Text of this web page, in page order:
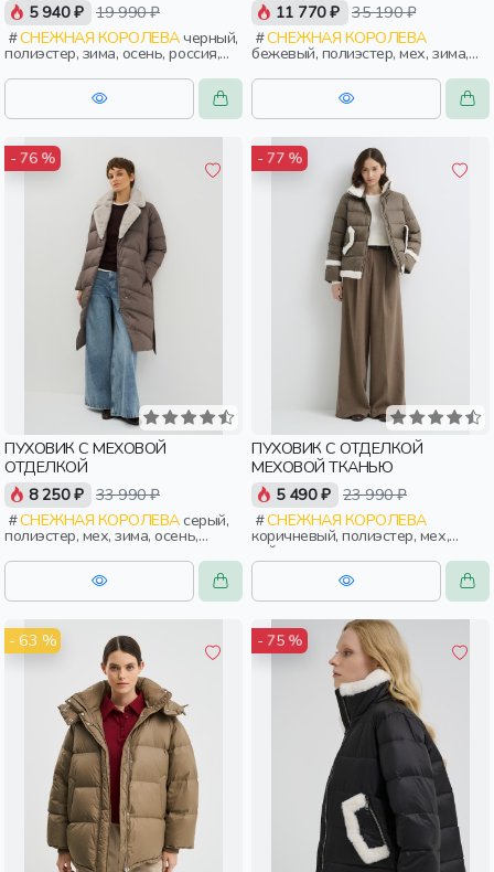
5 940 ₽ 19 990 ₽
СНЕЖНАЯ КОРОЛЕВАчерный,
полиэстер, зима, осень, россия,
прямые, капюшон, застежка,
утепленные, двухсторонние,
прорези, карман, женщины,
взрослые
11 770 ₽ 35 190 ₽
СНЕЖНАЯ КОРОЛЕВА
бежевый, полиэстер, мех, зима,
осень, россия, прямые, застежка,
утепленные, стеганые, кнопки,
прорези, карман, воротник,
женщины, взрослые
- 76 %
ПУХОВИК С МЕХОВОЙ
ОТДЕЛКОЙ
8 250 ₽ 33 990 ₽
СНЕЖНАЯ КОРОЛЕВАсерый,
полиэстер, мех, зима, осень,
россия, прямые, застежка,
утепленные, стеганые, кнопки,
прорези, карман, воротник, пояс,
женщины, взрослые
- 77 %
ПУХОВИК С ОТДЕЛКОЙ
МЕХОВОЙ ТКАНЬЮ
5 490 ₽ 23 990 ₽
СНЕЖНАЯ КОРОЛЕВА
коричневый, полиэстер, мех,
нейлон, зима, осень, россия,
прямые, короткие, застежка,
утепленные, стеганые, ворот,
прорези, карман, воротник,
взрослые
- 63 % - 75 %